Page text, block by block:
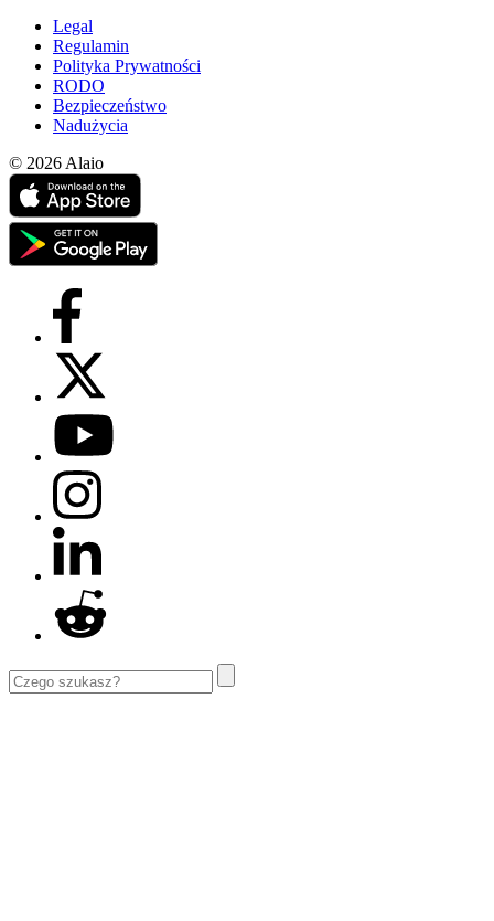
Legal
Regulamin
Polityka Prywatności
RODO
Bezpieczeństwo
Nadużycia
© 2026 Alaio